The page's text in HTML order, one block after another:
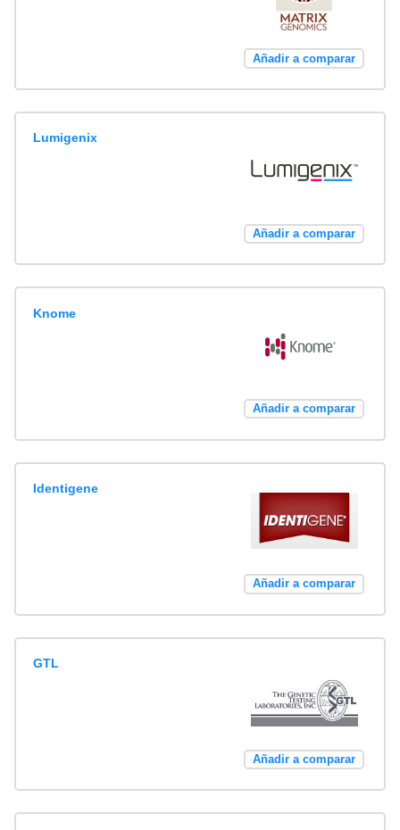
Añadir a comparar
Lumigenix
Añadir a comparar
Knome
Añadir a comparar
Identigene
Añadir a comparar
GTL
Añadir a comparar